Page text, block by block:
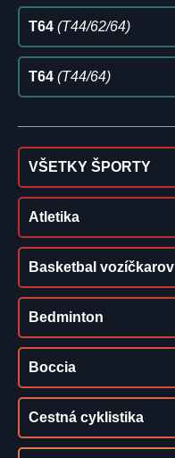
T64 (T44/62/64)
T64 (T44/64)
VŠETKY ŠPORTY
Atletika
Basketbal vozíčkarov
Bedminton
Boccia
Cestná cyklistika